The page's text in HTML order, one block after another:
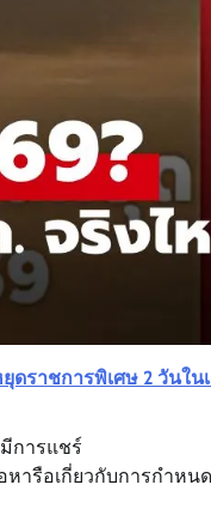
ดราชการพิเศษ 2 วันใ
การแชร์
ารือเกี่ยวกับการกำหน